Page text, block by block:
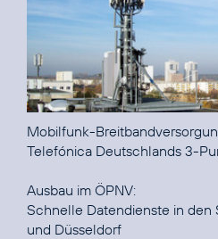
Telefónica Deutschlands 3-
Schnelle Datendienste in den
und Düsseldorf